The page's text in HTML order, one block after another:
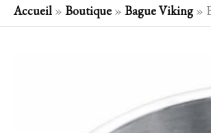
Accueil » Boutique » Bague Viking»